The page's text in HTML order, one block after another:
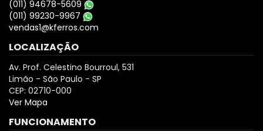
(011) 94678-5609
(011) 99230-9967
vendas1@kferros.com
LOCALIZAÇÃO
Av. Prof. Celestino Bourroul, 531
Limão - São Paulo - SP
CEP: 02710-000
Ver Mapa
FUNCIONAMENTO